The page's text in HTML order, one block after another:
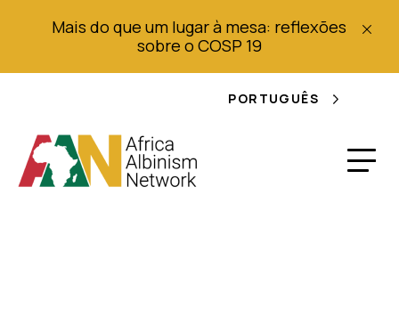
Mais do que um lugar à mesa: reflexões
sobre o COSP 19
PORTUGUÊS